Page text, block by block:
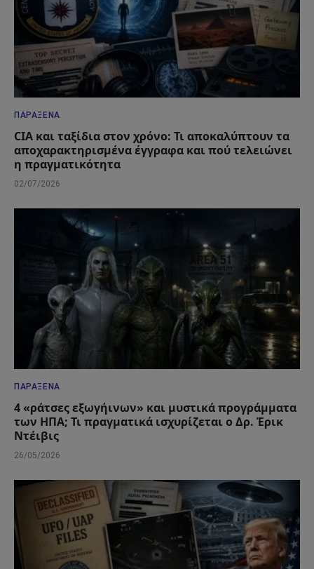
ΠΑΡΆΞΕΝΑ
CIA και ταξίδια στον χρόνο: Τι αποκαλύπτουν τα
αποχαρακτηρισμένα έγγραφα και πού τελειώνει
η πραγματικότητα
02/07/2026
ΠΑΡΆΞΕΝΑ
4 «ράτσες εξωγήινων» και μυστικά προγράμματα
των ΗΠΑ; Τι πραγματικά ισχυρίζεται ο Δρ. Έρικ
Ντέιβις
26/05/2026